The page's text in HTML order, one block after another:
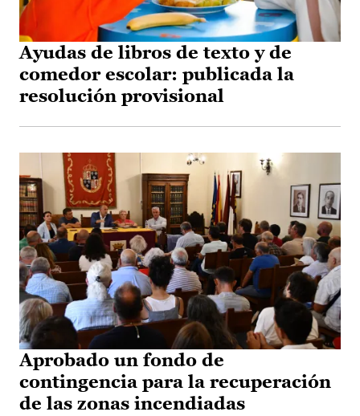
Ayudas de libros de texto y de
comedor escolar: publicada la
resolución provisional
Aprobado un fondo de
contingencia para la recuperación
de las zonas incendiadas